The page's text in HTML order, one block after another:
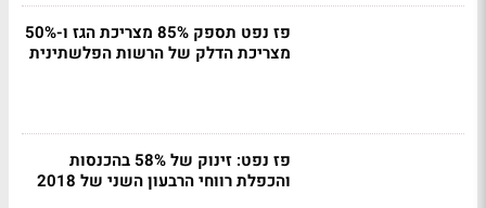
פז נפט תספק 85% מצריכת הגז ו-50%
מצריכת הדלק של הרשות הפלשתינית
פז נפט: זינוק של 58% בהכנסות
והכפלת רווחי הרבעון השני של 2018